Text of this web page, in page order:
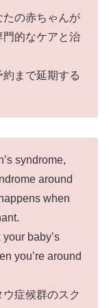
たの赤ちゃんが
的なケアと治
まで延期する
syndrome,
around
when
baby’s
you’re around
症候群のスク